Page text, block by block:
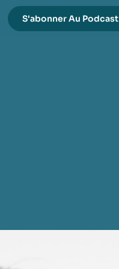
S'abonner Au Podcast